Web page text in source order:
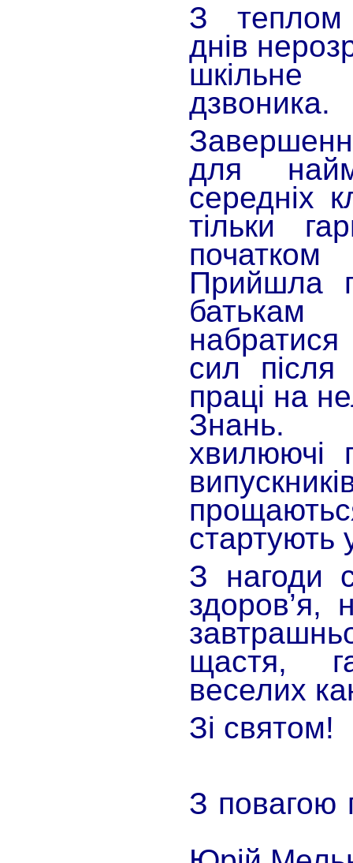
З теплом
днів
шкільне
дзвоника.
для
середніх
тільки
Прийшла
сил після
праці на
Знань.
хвилюючі
стартують
З нагоди
здоров’я,
щастя,
веселих
Зі святом!
З повагою